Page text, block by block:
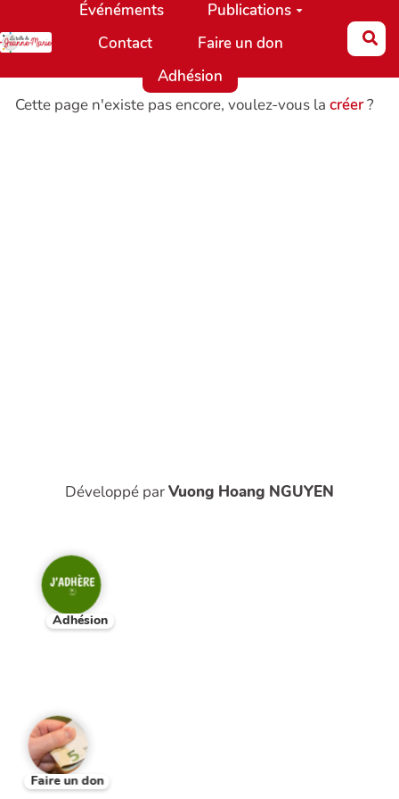
Aller au contenu principal
Événéments
Publications
Contact
Faire un don
Adhésion
Cette page n'existe pas encore, voulez-vous la créer?
Développé parVuong Hoang NGUYEN
Adhésion
Faire un don